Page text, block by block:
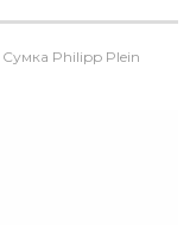
Сумка Philipp Plein